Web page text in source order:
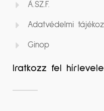
Á.SZ.F.
Adatvédelmi
Ginop
Iratkozz fel